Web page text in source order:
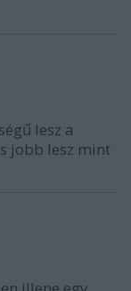
lesz a
jobb lesz mint